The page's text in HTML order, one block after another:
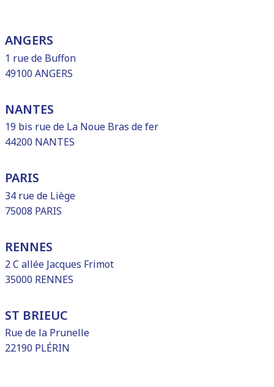
ANGERS
1 rue de Buffon
49100 ANGERS
NANTES
19 bis rue de La Noue Bras de fer
44200 NANTES
PARIS
34 rue de Liège
75008 PARIS
RENNES
2 C allée Jacques Frimot
35000 RENNES
ST BRIEUC
Rue de la Prunelle
22190 PLÉRIN